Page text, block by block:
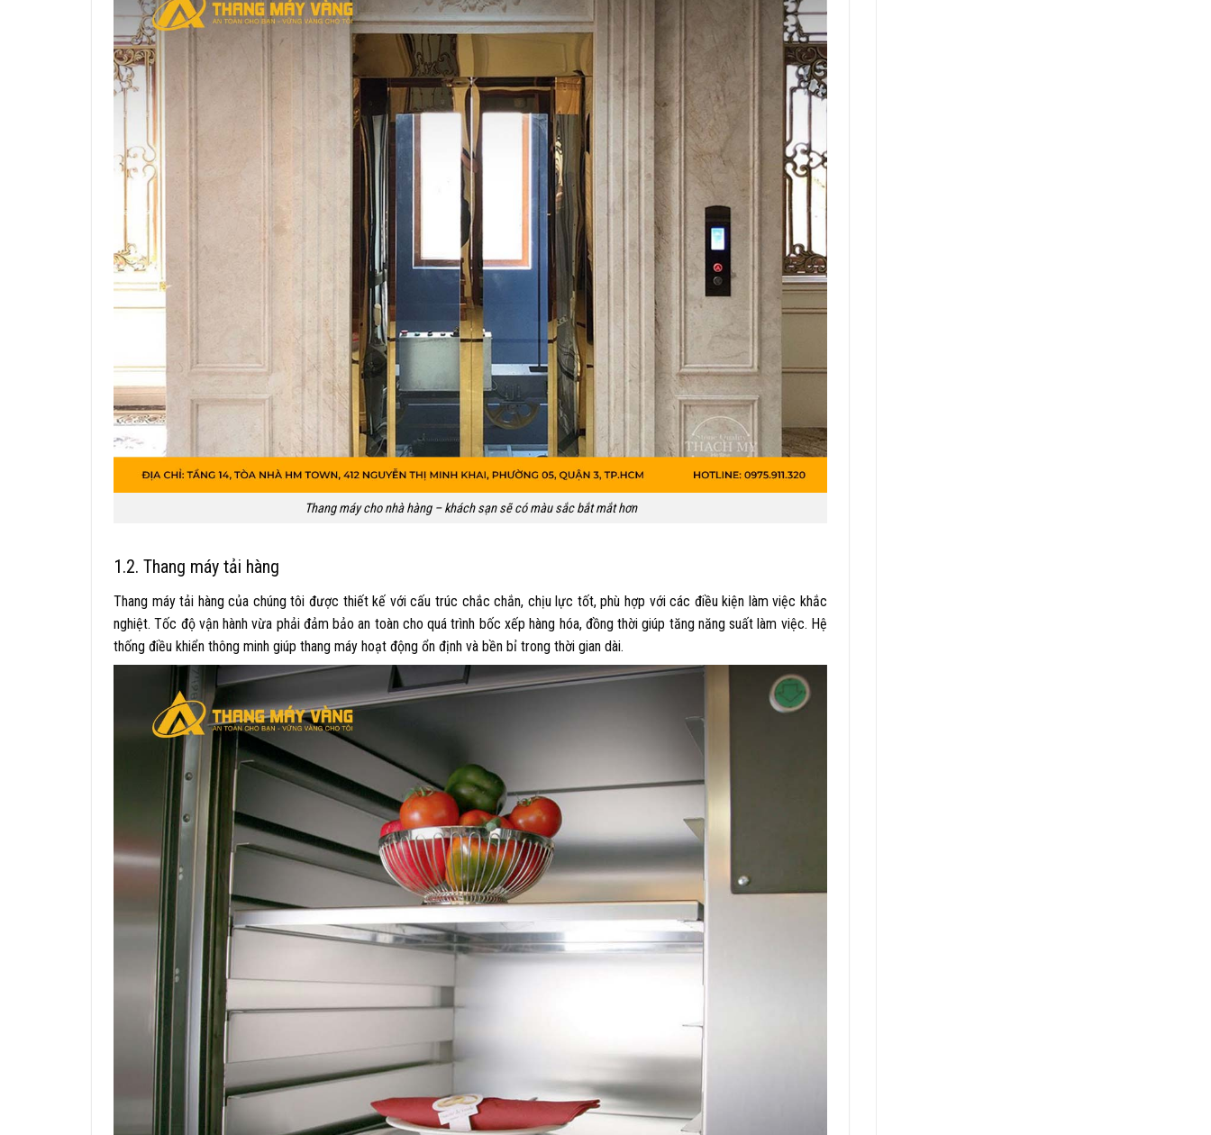
Thang máy cho nhà hàng – khách sạn sẽ có màu sắc bắt mắt hơn
1.2. Thang máy tải hàng
Thang máy tải hàng của chúng tôi được thiết kế với cấu trúc chắc chắn, chịu lực tốt, phù hợp với các điều kiện làm việc khắc
nghiệt. Tốc độ vận hành vừa phải đảm bảo an toàn cho quá trình bốc xếp hàng hóa, đồng thời giúp tăng năng suất làm việc. Hệ
thống điều khiển thông minh giúp thang máy hoạt động ổn định và bền bỉ trong thời gian dài.